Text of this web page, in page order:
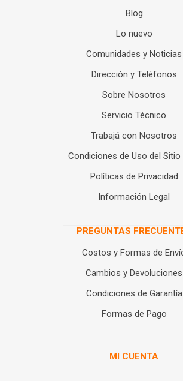
Blog
Lo nuevo
Comunidades y Noticias
Dirección y Teléfonos
Sobre Nosotros
Servicio Técnico
Trabajá con Nosotros
Condiciones de Uso del Sitio
Políticas de Privacidad
Información Legal
PREGUNTAS
Costos y Formas de
Cambios y Devoluciones
Condiciones de Garantía
Formas de Pago
MI CUENTA